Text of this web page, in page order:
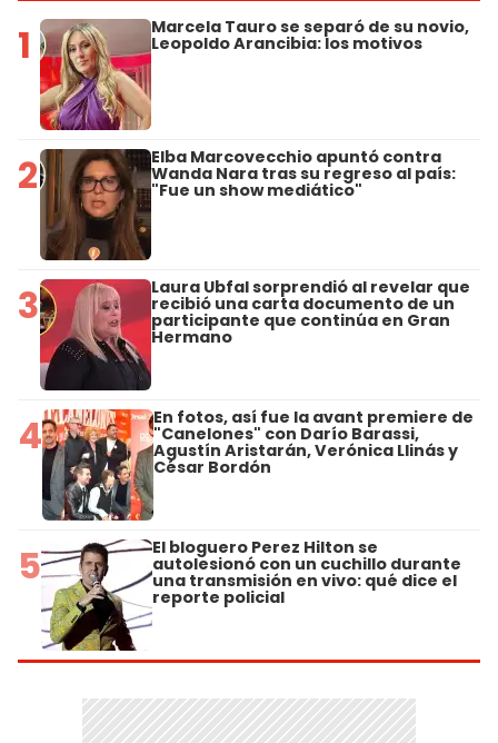
1 Marcela Tauro se separó de su novio,
Leopoldo Arancibia: los motivos
2 Elba Marcovecchio apuntó contra
Wanda Nara tras su regreso al país:
"Fue un show mediático"
3 Laura Ubfal sorprendió al revelar que
recibió una carta documento de un
participante que continúa en Gran
Hermano
4 En fotos, así fue la avant premiere de
"Canelones" con Darío Barassi,
Agustín Aristarán, Verónica Llinás y
César Bordón
5 El bloguero Perez Hilton se
autolesionó con un cuchillo durante
una transmisión en vivo: qué dice el
reporte policial